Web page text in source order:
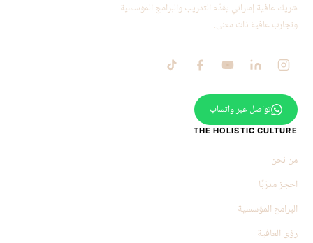
شريك عافية إماراتي يقدّم التدريب والبرامج المؤسسية
وتجارب عافية ذات معنى.
تواصل عبر واتساب
THE HOLISTIC CULTURE
من نحن
احجز مدرّبًا
البرامج المؤسسية
رؤى العافية